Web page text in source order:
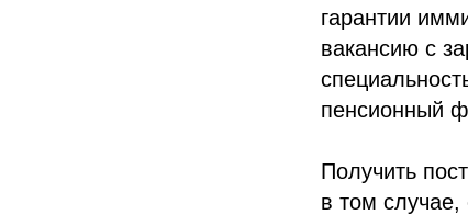
гарантии
вакансию с
пенсионный
Получить
в том случае,